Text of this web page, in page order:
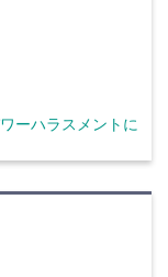
ーハラスメントに